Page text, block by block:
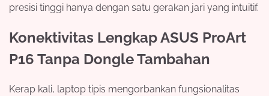
presisi tinggi hanya dengan satu gerakan jari yang intuitif.
Konektivitas Lengkap ASUS ProArt
P16 Tanpa Dongle Tambahan
Kerap kali, laptop tipis mengorbankan fungsionalitas